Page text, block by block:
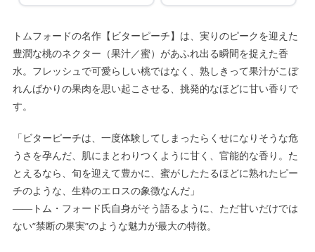
トムフォードの名作【ビターピーチ】は、実りのピークを迎えた
豊潤な桃のネクター（果汁／蜜）があふれ出る瞬間を捉えた香
水。フレッシュで可愛らしい桃ではなく、熟しきって果汁がこぼ
れんばかりの果肉を思い起こさせる、挑発的なほどに甘い香りで
す。
「ビターピーチは、一度体験してしまったらくせになりそうな危
うさを孕んだ、肌にまとわりつくように甘く、官能的な香り。た
とえるなら、旬を迎えて豊かに、蜜がしたたるほどに熟れたピー
チのような、生粋のエロスの象徴なんだ」
――トム・フォード氏自身がそう語るように、ただ甘いだけでは
ない”禁断の果実”のような魅力が最大の特徴。